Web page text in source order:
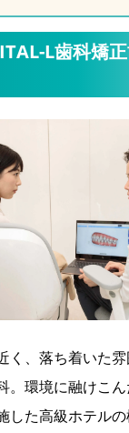
L歯科矯
く、落ち着いた
。環境に融けこ
した高級ホテル